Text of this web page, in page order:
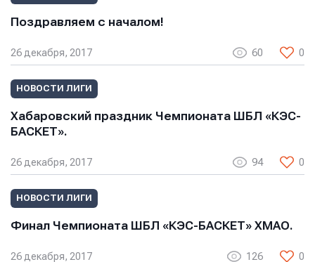
Поздравляем с началом!
26 декабря, 2017 60 0
НОВОСТИ ЛИГИ
Хабаровский праздник Чемпионата ШБЛ «КЭС-
БАСКЕТ».
26 декабря, 2017 94 0
НОВОСТИ ЛИГИ
Финал Чемпионата ШБЛ «КЭС-БАСКЕТ» ХМАО.
26 декабря, 2017 126 0
Отправить
Нажимая кнопку “Отправить”, вы соглашаетесь с
условиями обработки персональных данных
Отправить
Нажимая кнопку “Отправить”, вы соглашаетесь с
условиями обработки персональных данных
Нажимая кнопку “Отправить”, вы соглашаетесь с